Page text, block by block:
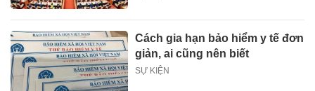
Cách gia hạn bảo hiểm y tế đơn
giản, ai cũng nên biết
SỰ KIỆN